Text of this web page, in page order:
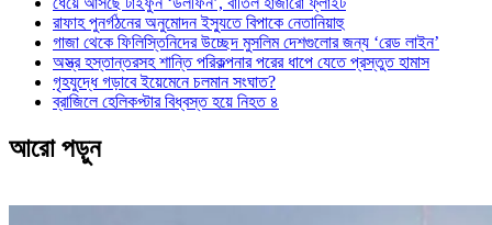
রাফাহ পুনর্গঠনের অনুমোদন ইস্যুতে বিপাকে নেতানিয়াহু
গাজা থেকে ফিলিস্তিনিদের উচ্ছেদ মুসলিম দেশগুলোর জন্য ‘রেড লাইন’
অস্ত্র হস্তান্তরসহ শান্তি পরিকল্পনার পরের ধাপে যেতে প্রস্তুত হামাস
গৃহযুদ্ধে গড়াবে ইয়েমেনে চলমান সংঘাত?
ব্রাজিলে হেলিকপ্টার বিধ্বস্ত হয়ে নিহত ৪
আরো পড়ুন